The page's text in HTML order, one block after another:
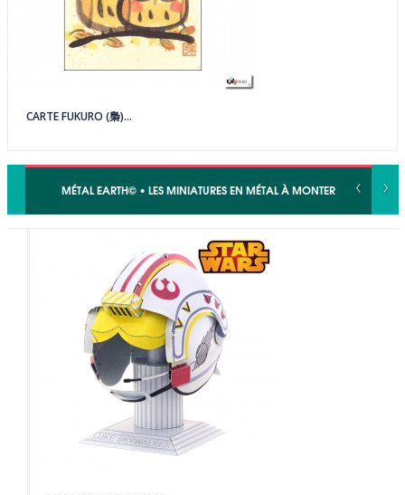
CARTE FUKURO (梟)...
MÉTAL EARTH© • LES MINIATURES EN MÉTAL À MONTER ‹ ›